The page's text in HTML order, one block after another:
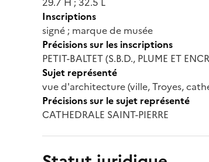
Inscriptions
signé ; marque de musée
Précisions sur les inscriptions
PETIT-BALTET (S.B.D., PLUME ET
Sujet représenté
vue d'architecture (ville, Troyes,
Précisions sur le sujet représenté
CATHEDRALE SAINT-PIERRE